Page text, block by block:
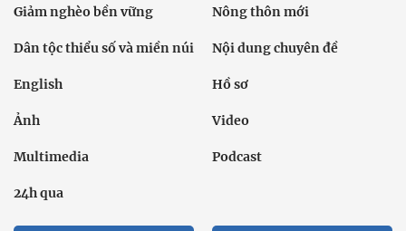
Giảm nghèo bền vững Nông thôn mới
Dân tộc thiểu số và miền núi Nội dung chuyên đề
English Hồ sơ
Ảnh Video
Multimedia Podcast
24h qua